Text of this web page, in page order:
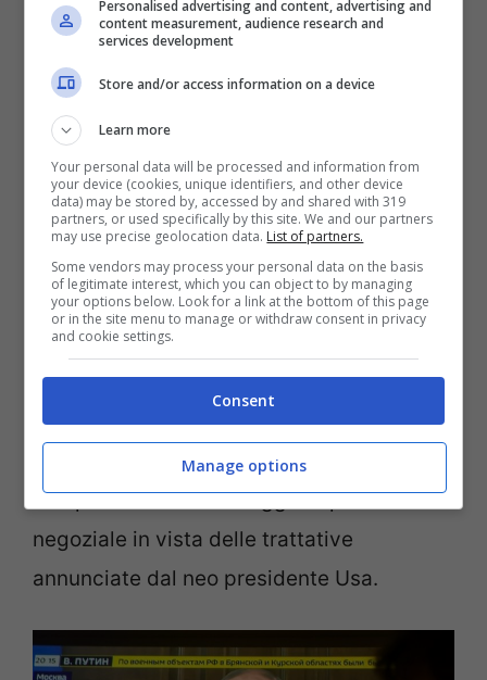
testata convenzionale.
soldi
commenta ancora l’esperto. “
motivi possono due. Il primo: Putin ha
dovuto alzare l’asticella e utilizzare un
nuovo equipaggiamento per spaventare
l’opinione pubblica. Oppure, seconda
ragione: stanno scarseggiando le armi
balistiche convenzionali”.
Il discorso di Putin potrebbe anche avere
unterzo motivo: in vista dell’insediamento
di Donald Trump, punterebbe ad alzare i
toni per ottenere un maggiore potere
negoziale in vista delle trattative
annunciate dal neo presidente Usa.
Personalised advertising and content, advertising and
content measurement, audience research and
services development
Store and/or access information on a device
Learn more
Your personal data will be processed and information from
your device (cookies, unique identifiers, and other device
data) may be stored by, accessed by and shared with 319
partners, or used specifically by this site. We and our partners
may use precise geolocation data. List of partners.
Some vendors may process your personal data on the basis
of legitimate interest, which you can object to by managing
your options below. Look for a link at the bottom of this page
or in the site menu to manage or withdraw consent in privacy
and cookie settings.
Consent
Manage options